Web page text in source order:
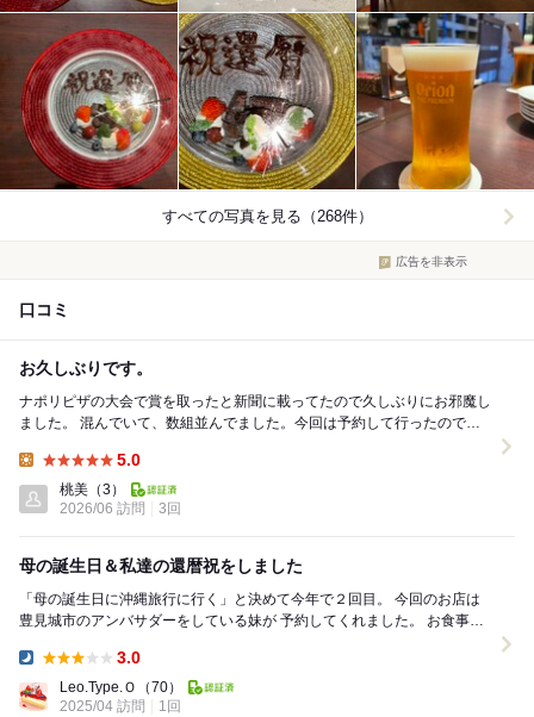
すべての写真を見る（268件）
広告を非表示
口コミ
お久しぶりです。
ナポリピザの大会で賞を取ったと新聞に載ってたので久しぶりにお邪魔し
ました。 混んでいて、数組並んでました。今回は予約して行ったので待
5.0
桃美 （3）
2026/06 訪問
3回
母の誕生日＆私達の還暦祝をしました
「母の誕生日に沖縄旅行に行く」と決めて今年で２回目。 今回のお店は
豊見城市のアンバサダーをしている妹が 予約してくれました。 お食事付
3.0
Leo.Type.Ｏ
（70）
2025/04 訪問
1回